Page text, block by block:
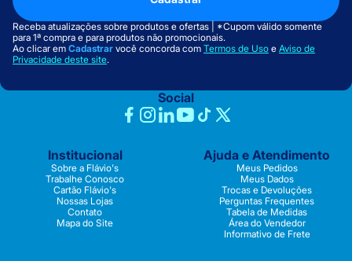
Receba atualizações sobre produtos e ofertas | *Cupom válido somente
para 1ª compra e para produtos não promocionais.
Ao clicar em Cadastrar você concorda com Termos de Uso e Aviso de
Privacidade deste site.
Social
Institucional
Sobre a Flávio's
Trabalhe Conosco
Cartão Flávio's
Nossas Lojas
Contato
Mapa do Site
Ajuda e Atendimento
Meus Pedidos
Meus Dados
Trocas e Devoluções
Perguntas Frequentes
Tabela de Medidas
Área do Vendedor
Informativo de Frete